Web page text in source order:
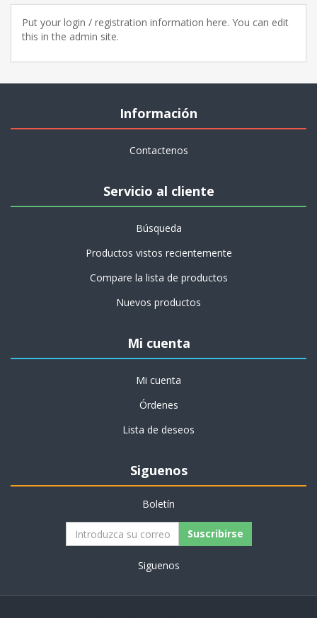
Put your login / registration information here. You can edit
this in the admin site.
Información
Contactenos
Servicio al cliente
Búsqueda
Productos vistos recientemente
Compare la lista de productos
Nuevos productos
Mi cuenta
Mi cuenta
Órdenes
Lista de deseos
Siguenos
Boletín
Siguenos